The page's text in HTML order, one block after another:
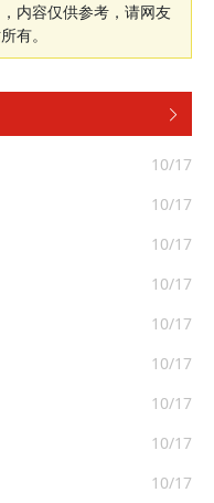
内容仅供参考，请网友
有。

10/17
10/17
10/17
10/17
10/17
10/17
10/17
10/17
10/17